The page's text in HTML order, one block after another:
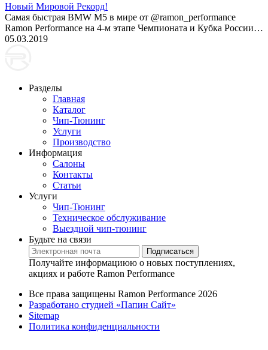
Новый Мировой Рекорд!
Cамая быстрая BMW M5 в мире от @ramon_performance
Ramon Performance на 4-м этапе Чемпионата и Кубка России…
05.03.2019
Разделы
Главная
Каталог
Чип-Тюнинг
Услуги
Производство
Информация
Салоны
Контакты
Статьи
Услуги
Чип-Тюнинг
Техническое обслуживание
Выездной чип-тюнинг
Будьте на связи
Подписаться
Получайте информациюю о новых поступлениях,
акциях и работе Ramon Performance
Все права защищены Ramon Performance 2026
Разработано студией «Папин Сайт»
Sitemap
Политика конфиденциальности